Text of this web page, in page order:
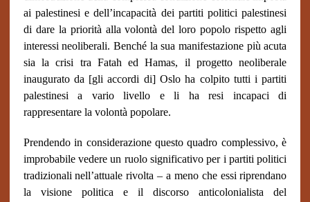
ai palestinesi e dell’incapacità dei partiti politici palestinesi
di dare la priorità alla volontà del loro popolo rispetto agli
interessi neoliberali. Benché la sua manifestazione più acuta
sia la crisi tra Fatah ed Hamas, il progetto neoliberale
inaugurato da [gli accordi di] Oslo ha colpito tutti i partiti
palestinesi a vario livello e li ha resi incapaci di
rappresentare la volontà popolare.
Prendendo in considerazione questo quadro complessivo, è
improbabile vedere un ruolo significativo per i partiti politici
tradizionali nell’attuale rivolta – a meno che essi riprendano
la visione politica e il discorso anticolonialista del